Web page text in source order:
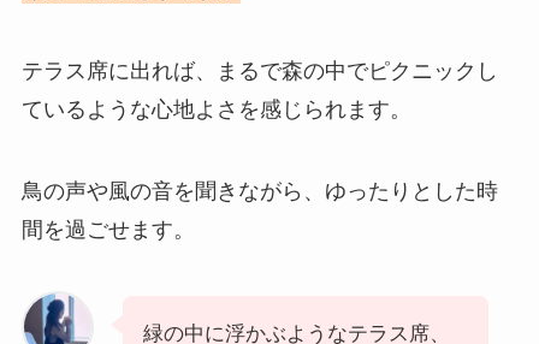
テラス席に出れば、まるで森の中でピクニックし
ているような心地よさを感じられます。
鳥の声や風の音を聞きながら、ゆったりとした時
間を過ごせます。
緑の中に浮かぶようなテラス席、